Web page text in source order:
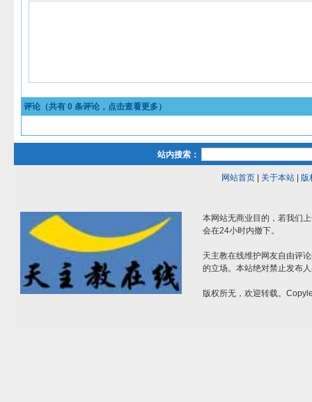
评论（共有 0 条评论，点击查看更多）
站内搜索：
网站首页 关于本站 |版
本网站无商业目的，若我们
会在24小时内撤下。
天主教在线维护网友自由评
的立场。本站绝对禁止发布
版权所无，欢迎转载。